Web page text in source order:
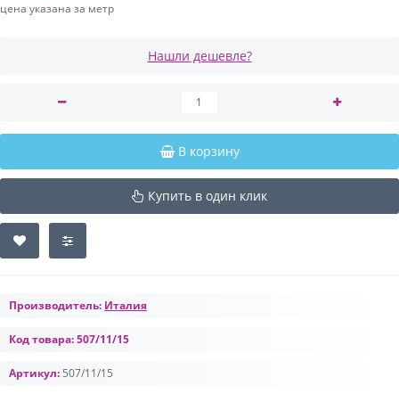
цена указана за метр
Нашли дешевле?
В корзину
Купить в один клик
Производитель: Италия
Код товара:507/11/15
Артикул: 507/11/15